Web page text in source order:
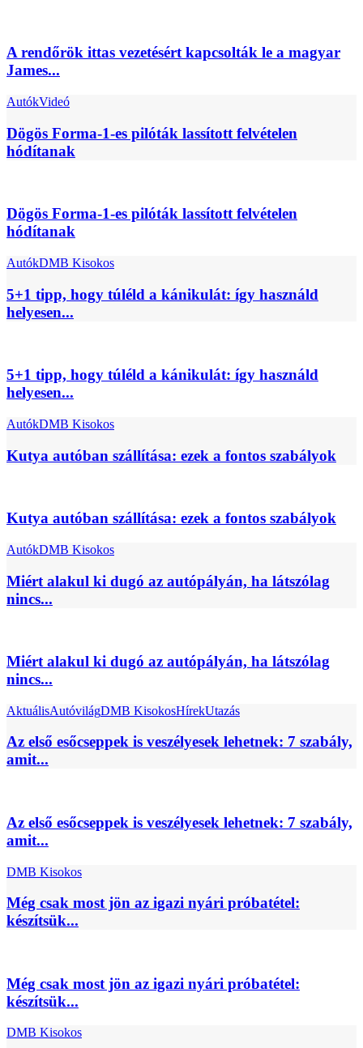
A rendőrök ittas vezetésért kapcsolták le a magyar
James...
AutókVideó
Dögös Forma-1-es pilóták lassított felvételen
hódítanak
Dögös Forma-1-es pilóták lassított felvételen
hódítanak
AutókDMB Kisokos
5+1 tipp, hogy túléld a kánikulát: így használd
helyesen...
5+1 tipp, hogy túléld a kánikulát: így használd
helyesen...
AutókDMB Kisokos
Kutya autóban szállítása: ezek a fontos szabályok
Kutya autóban szállítása: ezek a fontos szabályok
AutókDMB Kisokos
Miért alakul ki dugó az autópályán, ha látszólag
nincs...
Miért alakul ki dugó az autópályán, ha látszólag
nincs...
AktuálisAutóvilágDMB KisokosHírekUtazás
Az első esőcseppek is veszélyesek lehetnek: 7 szabály,
amit...
Az első esőcseppek is veszélyesek lehetnek: 7 szabály,
amit...
DMB Kisokos
Még csak most jön az igazi nyári próbatétel:
készítsük...
Még csak most jön az igazi nyári próbatétel:
készítsük...
DMB Kisokos